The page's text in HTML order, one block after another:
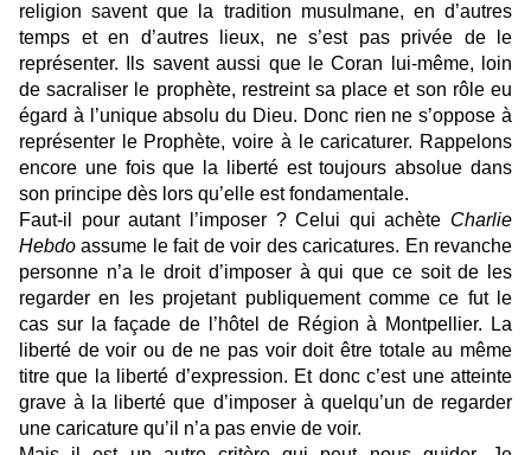
religion savent que la tradition musulmane, en d’autres
temps et en d’autres lieux, ne s’est pas privée de le
représenter. Ils savent aussi que le Coran lui-même, loin
de sacraliser le prophète, restreint sa place et son rôle eu
égard à l’unique absolu du Dieu. Donc rien ne s’oppose à
représenter le Prophète, voire à le caricaturer. Rappelons
encore une fois que la liberté est toujours absolue dans
son principe dès lors qu’elle est fondamentale.
Faut-il pour autant l’imposer ? Celui qui achète Charlie
Hebdo assume le fait de voir des caricatures. En revanche
personne n’a le droit d’imposer à qui que ce soit de les
regarder en les projetant publiquement comme ce fut le
cas sur la façade de l’hôtel de Région à Montpellier. La
liberté de voir ou de ne pas voir doit être totale au même
titre que la liberté d’expression. Et donc c’est une atteinte
grave à la liberté que d’imposer à quelqu’un de regarder
une caricature qu’il n’a pas envie de voir.